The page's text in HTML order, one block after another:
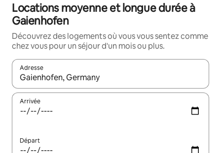
Locations moyenne et longue durée à
Gaienhofen
Découvrez des logements où vous vous sentez comme
chez vous pour un séjour d'un mois ou plus.
Adresse
Lorsque les résultats s'affichent, utilisez les flèches vers le
Arrivée
Départ